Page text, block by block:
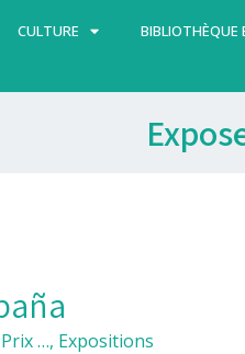
CULTURE BIBLIOTHÈQUE
…, Expositions